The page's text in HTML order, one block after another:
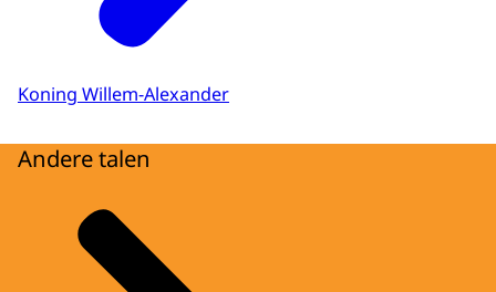
Koning Willem-Alexander
Andere talen